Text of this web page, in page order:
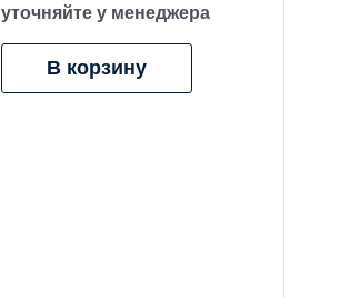
уточняйте у менеджера
В корзину